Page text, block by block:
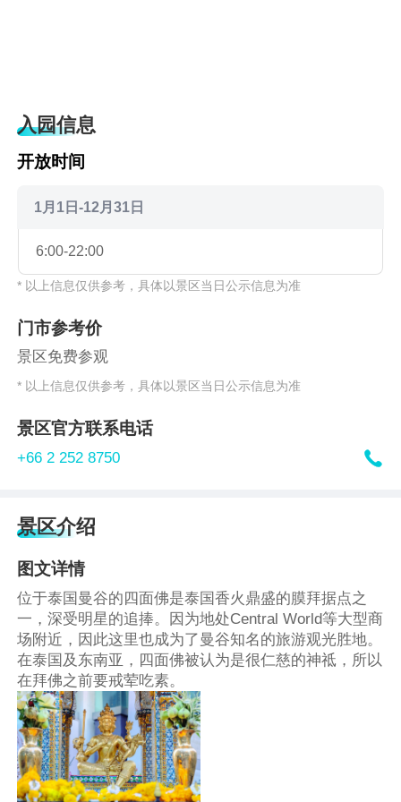
入园信息
开放时间
1月1日-12月31日
6:00-22:00
* 以上信息仅供参考，具体以景区当日公示信息为准
门市参考价
景区免费参观
* 以上信息仅供参考，具体以景区当日公示信息为准
景区官方联系电话
+66 2 252 8750 
景区介绍
图文详情
位于泰国曼谷的四面佛是泰国香火鼎盛的膜拜据点之
一，深受明星的追捧。因为地处Central World等大型商
场附近，因此这里也成为了曼谷知名的旅游观光胜地。
在泰国及东南亚，四面佛被认为是很仁慈的神祗，所以
在拜佛之前要戒荤吃素。